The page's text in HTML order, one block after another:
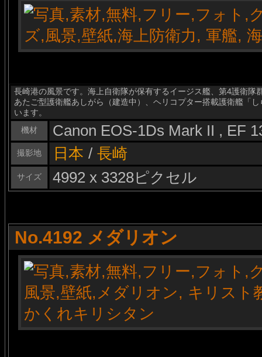
長崎港の風景です。海上自衛隊が保有するイージス艦、第4護衛
あたご型護衛艦あしがら（建造中）、ヘリコプター搭載護衛艦
います。
機材
Canon EOS-1Ds Mark II , EF
撮影地 日本 / 長崎
サイズ 4992 x 3328ピクセル
No.4192 メダリオン